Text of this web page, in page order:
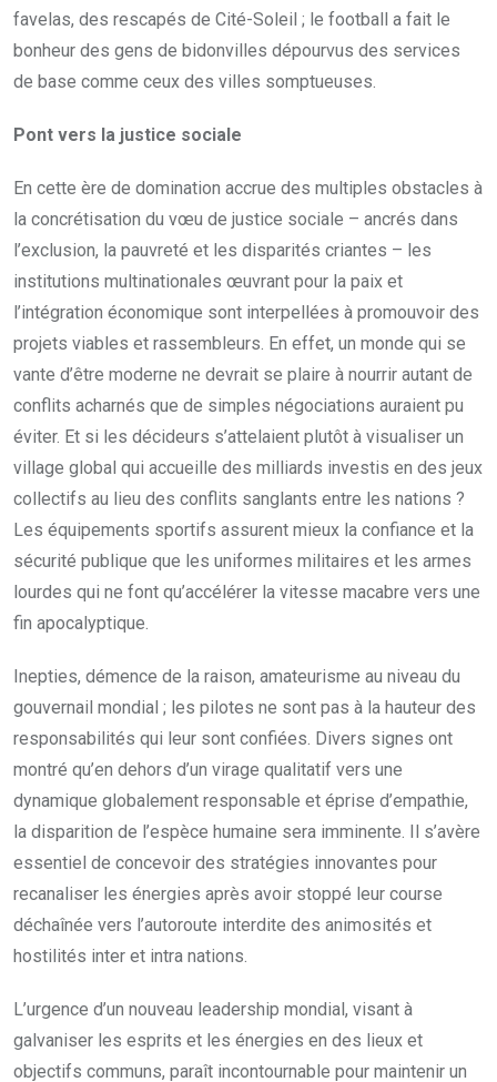
favelas, des rescapés de Cité-Soleil ; le football a fait le
bonheur des gens de bidonvilles dépourvus des services
de base comme ceux des villes somptueuses.
Pont vers la justice sociale
En cette ère de domination accrue des multiples obstacles à
la concrétisation du vœu de justice sociale – ancrés dans
l’exclusion, la pauvreté et les disparités criantes – les
institutions multinationales œuvrant pour la paix et
l’intégration économique sont interpellées à promouvoir des
projets viables et rassembleurs. En effet, un monde qui se
vante d’être moderne ne devrait se plaire à nourrir autant de
conflits acharnés que de simples négociations auraient pu
éviter. Et si les décideurs s’attelaient plutôt à visualiser un
village global qui accueille des milliards investis en des jeux
collectifs au lieu des conflits sanglants entre les nations ?
Les équipements sportifs assurent mieux la confiance et la
sécurité publique que les uniformes militaires et les armes
lourdes qui ne font qu’accélérer la vitesse macabre vers une
fin apocalyptique.
Inepties, démence de la raison, amateurisme au niveau du
gouvernail mondial ; les pilotes ne sont pas à la hauteur des
responsabilités qui leur sont confiées. Divers signes ont
montré qu’en dehors d’un virage qualitatif vers une
dynamique globalement responsable et éprise d’empathie,
la disparition de l’espèce humaine sera imminente. Il s’avère
essentiel de concevoir des stratégies innovantes pour
recanaliser les énergies après avoir stoppé leur course
déchaînée vers l’autoroute interdite des animosités et
hostilités inter et intra nations.
L’urgence d’un nouveau leadership mondial, visant à
galvaniser les esprits et les énergies en des lieux et
objectifs communs, paraît incontournable pour maintenir un